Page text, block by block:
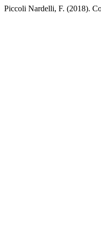
Piccoli Nardelli, F. (2018).